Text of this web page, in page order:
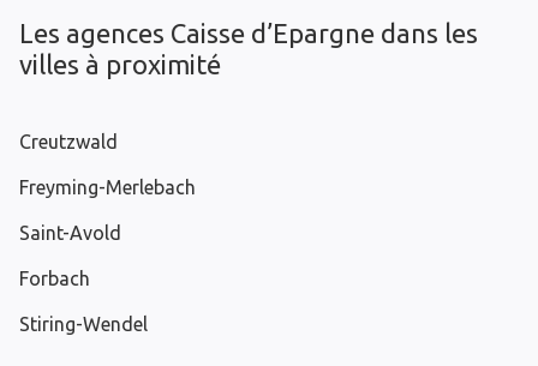
Les agences Caisse d’Epargne dans les
villes à proximité
Creutzwald
Freyming-Merlebach
Saint-Avold
Forbach
Stiring-Wendel